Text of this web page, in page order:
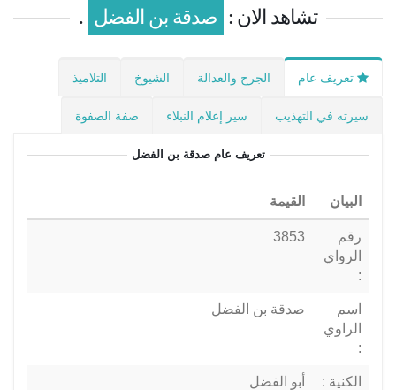
تشاهد الان : صدقة بن الفضل .
تعريف عام الجرح والعدالة الشيوخ التلاميذ
سيرته في التهذيب سير إعلام النبلاء صفة الصفوة
تعريف عامصدقة بن الفضل
البيان القيمة
رقم
الرواي
:
3853
اسم
الراوي
:
صدقة بن الفضل
الكنية : أبو الفضل